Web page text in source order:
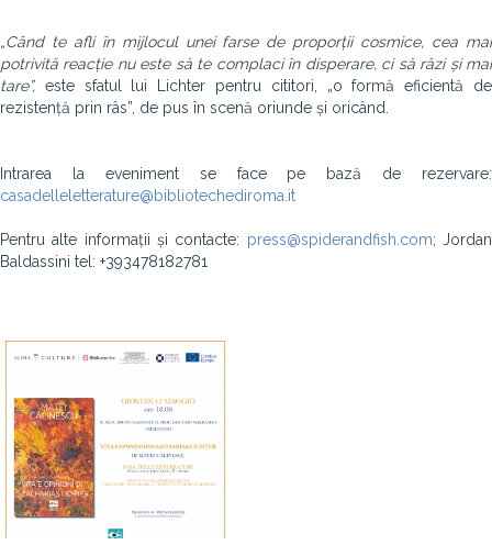
„Când te afli în mijlocul unei farse de proporții cosmice, cea mai
potrivită reacție nu este să te complaci în disperare, ci să râzi și mai
tare”, este sfatul lui Lichter pentru cititori, „o formă eficientă de
rezistență prin râs”, de pus în scenă oriunde și oricând.
Intrarea la eveniment se face pe bază de rezervare:
casadelleletterature@bibliotechediroma.it
Pentru alte informații și contacte: press@spiderandfish.com; Jordan
Baldassini tel: +393478182781